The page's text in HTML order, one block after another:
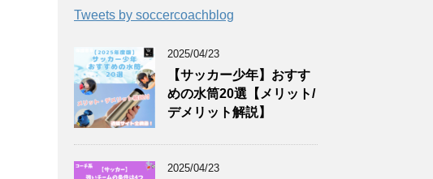
Tweets by soccercoachblog
2025/04/23
【サッカー少年】おすす
めの水筒20選【メリット/
デメリット解説】
2025/04/23